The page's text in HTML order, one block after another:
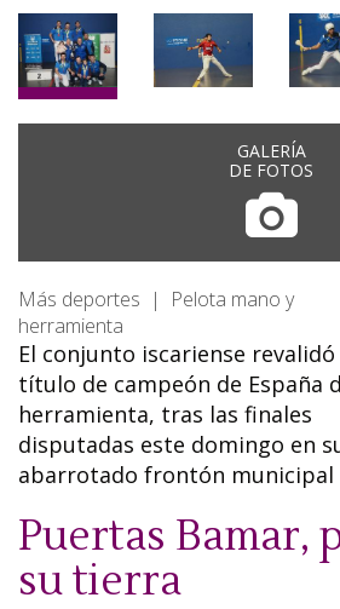
GALERÍA
DE FOTOS
Más deportes | Pelota mano y
herramienta
El conjunto iscariense revalidó
título de campeón de España
herramienta, tras las finales
disputadas este domingo en
abarrotado frontón municipal
Puertas Bamar,
su tierra